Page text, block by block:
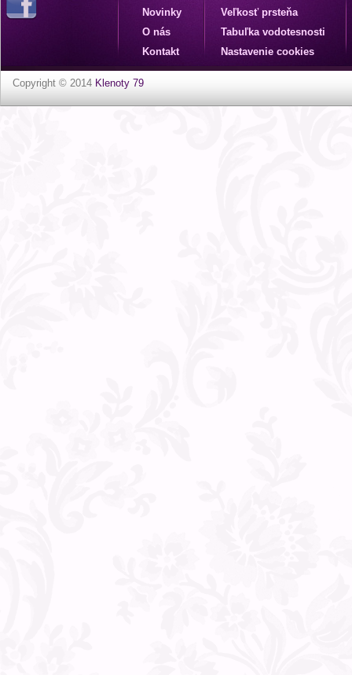
Novinky
O nás
Kontakt
Veľkosť prsteňa
Tabuľka vodotesnosti
Nastavenie cookies
Copyright © 2014 Klenoty 79